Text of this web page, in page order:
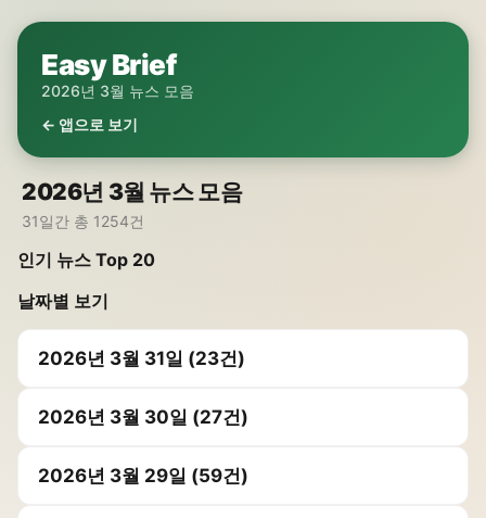
Easy Brief
2026년 3월 뉴스 모음
← 앱으로 보기
2026년 3월 뉴스 모음
31일간 총 1254건
인기 뉴스 Top 20
날짜별 보기
2026년 3월 31일 (23건)
2026년 3월 30일 (27건)
2026년 3월 29일 (59건)